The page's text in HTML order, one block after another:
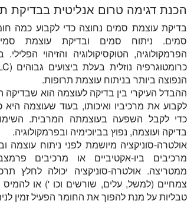
הכנת דגימה טרום אנליטית בבדיקת
בדיקת עוצמת סמים נחוצה כדי לקבוע כמה
סמים. ניתוח סמים ובדיקת עוצמת
הפרמקולוגיה, הטוקסיקולוגיה והזיהוי
הנפוצה ביותר בניתוח עוצמת תרופות.
ההבדל העיקרי בין בדיקה לעוצמה הוא שבדיקה
לקבוע את מרכיביו ואיכותו, בעוד שעוצמה
כדי לקבל השפעה בעוצמתה המרבית.
בדיקה ועוצמה, נפוץ בביוכימיה ובפרמקולוגיה.
אולטרה-סוניקציה מיושמת לפני ניתוח
ממטריצה. אולטרה-סוניקציה יכולה לחלץ
צמחיים (למשל, עלים, שורשים וכו ') או להמיס
טבליות על מנת להפוך את החומר הפעיל זמין